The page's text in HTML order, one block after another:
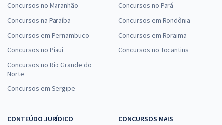
Concursos no Maranhão
Concursos na Paraíba
Concursos em Pernambuco
Concursos no Piauí
Concursos no Rio Grande do
Norte
Concursos em Sergipe
Concursos no Pará
Concursos em Rondônia
Concursos em Roraima
Concursos no Tocantins
CONTEÚDO JURÍDICO
CONCURSOS MAIS